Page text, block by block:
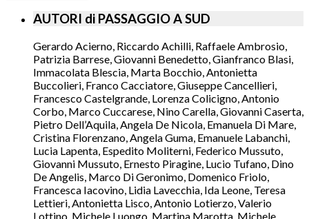
AUTORI di PASSAGGIO A SUD
Gerardo Acierno, Riccardo Achilli, Raffaele Ambrosio,
Patrizia Barrese, Giovanni Benedetto, Gianfranco Blasi,
Immacolata Blescia, Marta Bocchio, Antonietta
Buccolieri, Franco Cacciatore, Giuseppe Cancellieri,
Francesco Castelgrande, Lorenza Colicigno, Antonio
Corbo, Marco Cuccarese, Nino Carella, Giovanni Caserta,
Pietro Dell’Aquila, Angela De Nicola, Emanuela Di Mare,
Cristina Florenzano, Angela Guma, Emanuele Labanchi,
Lucia Lapenta, Espedito Moliterni, Federico Mussuto,
Giovanni Mussuto, Ernesto Piragine, Lucio Tufano, Dino
De Angelis, Marco Di Geronimo, Domenico Friolo,
Francesca Iacovino, Lidia Lavecchia, Ida Leone, Teresa
Lettieri, Antonietta Lisco, Antonio Lotierzo, Valerio
Lottino, Michele Luongo, Martina Marotta, Michele